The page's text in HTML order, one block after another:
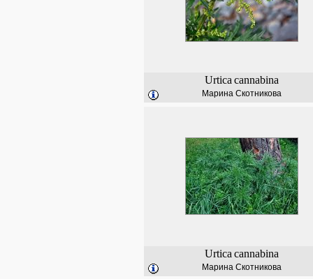
Urtica cannabina
Марина Скотникова
Urtica cannabina
Марина Скотникова